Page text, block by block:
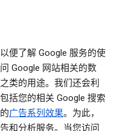
便了解 Google 服务的使
Google 网站相关的数
类的用途。我们还会利
括您的相关 Google 搜索
广告系列效果。为此，
和分析服务。当您访问